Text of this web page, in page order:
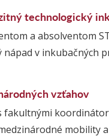
technologický
a absolventom
v inkubačných
vzťahov
fakultnými
mobility